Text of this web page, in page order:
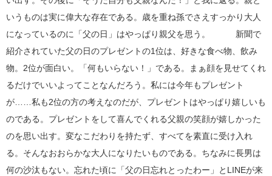
いうものは実に偉大な存在である。歳を重ね孫でさえすっかり大人
になっているのに「父の日」はやっぱり親父を思う。 新聞で
紹介されていた父の日のプレゼントの1位は、好きな食べ物、飲み
物。2位が面白い。「何もいらない！」である。まぁ顔を見せてくれ
るだけでいいよってことなんだろう。私には今年もプレゼント
が……私も2位の方の考えなのだが、プレゼントはやっぱり嬉しいも
のである。プレゼントをして喜んでくれる父親の笑顔が嬉しかった
のを思い出す。変なこだわりを持たず、すべてを素直に受け入れ
る。そんなおおらかな大人になりたいものである。ちなみに長男は
何の沙汰もない。忘れた頃に「父の日忘れとったわー」とLINEが来